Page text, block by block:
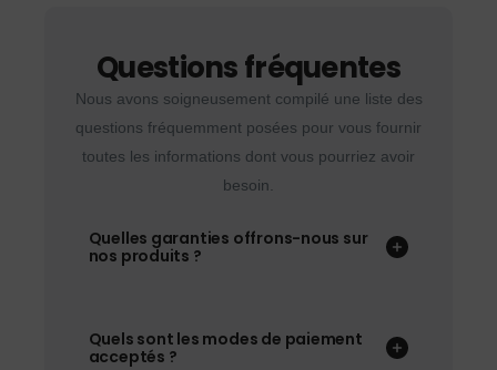
Questions fréquentes
Nous avons soigneusement compilé une liste des
questions fréquemment posées pour vous fournir
toutes les informations dont vous pourriez avoir
besoin.
Quelles garanties offrons-nous sur
nos produits ?
Quels sont les modes de paiement
acceptés ?